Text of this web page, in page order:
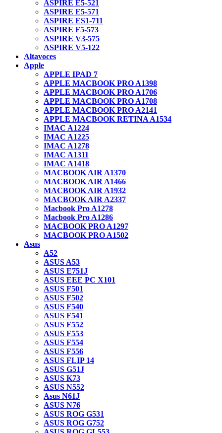
ASPIRE E5-521
ASPIRE E5-571
ASPIRE ES1-711
ASPIRE F5-573
ASPIRE V3-575
ASPIRE V5-122
Altavoces
Apple
APPLE IPAD 7
APPLE MACBOOK PRO A1398
APPLE MACBOOK PRO A1706
APPLE MACBOOK PRO A1708
APPLE MACBOOK PRO A2141
APPLE MACBOOK RETINA A1534
IMAC A1224
IMAC A1225
IMAC A1278
IMAC A1311
IMAC A1418
MACBOOK AIR A1370
MACBOOK AIR A1466
MACBOOK AIR A1932
MACBOOK AIR A2337
Macbook Pro A1278
Macbook Pro A1286
MACBOOK PRO A1297
MACBOOK PRO A1502
Asus
A52
ASUS A53
ASUS E751J
ASUS EEE PC X101
ASUS F501
ASUS F502
ASUS F540
ASUS F541
ASUS F552
ASUS F553
ASUS F554
ASUS F556
ASUS FLIP 14
ASUS G51J
ASUS K73
ASUS N552
Asus N61J
ASUS N76
ASUS ROG G531
ASUS ROG G752